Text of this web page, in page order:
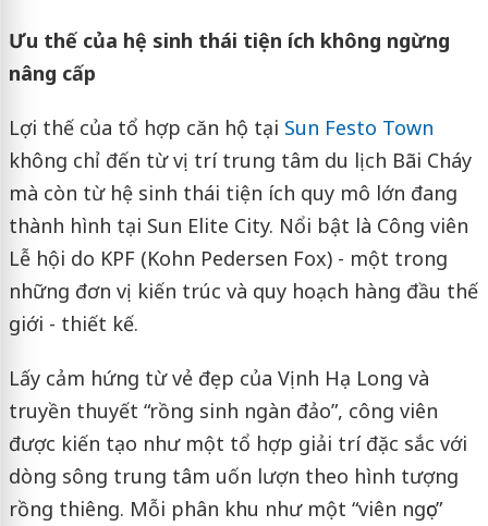
Ưu thế của hệ sinh thái tiện ích không ngừng
nâng cấp
Lợi thế của tổ hợp căn hộ tại Sun Festo Town
không chỉ đến từ vị trí trung tâm du lịch Bãi Cháy
mà còn từ hệ sinh thái tiện ích quy mô lớn đang
thành hình tại Sun Elite City. Nổi bật là Công viên
Lễ hội do KPF (Kohn Pedersen Fox) - một trong
những đơn vị kiến trúc và quy hoạch hàng đầu thế
giới - thiết kế.
Lấy cảm hứng từ vẻ đẹp của Vịnh Hạ Long và
truyền thuyết “rồng sinh ngàn đảo”, công viên
được kiến tạo như một tổ hợp giải trí đặc sắc với
dòng sông trung tâm uốn lượn theo hình tượng
rồng thiêng. Mỗi phân khu như một “viên ngọc”